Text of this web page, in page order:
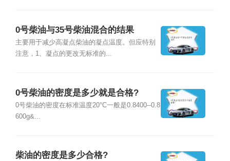
0号柴油与35号柴油混合的结果
主要用于减少高凝点柴油的凝点温度。但应特别
注意，1、凝点的更改无标准的...
0号柴油的密度是多少就是合格?
0号柴油的密度在标准温度20°C一般是0.8400--0.8
600g&...
柴油的密度是多少合格?